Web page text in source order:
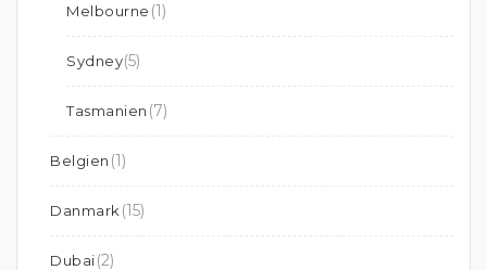
Melbourne (1)
Sydney(5)
Tasmanien (7)
Belgien (1)
Danmark (15)
Dubai(2)